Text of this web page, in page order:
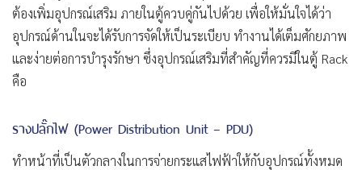
ต้องเพิ่มอุปกรณ์เสริม ภายในตู้ควบคู่กันไปด้วย เพื่อให้มั่นใจได้ว่า
อุปกรณ์ด้านในจะได้รับการจัดให้เป็นระเบียบ ทำงานได้เต็มศักยภาพ
และง่ายต่อการบำรุงรักษา ซึ่งอุปกรณ์เสริมที่สำคัญที่ควรมีในตู้ Rack
คือ
รางปลั๊กไฟ (Power Distribution Unit – PDU)
ทำหน้าที่เป็นตัวกลางในการจ่ายกระแสไฟฟ้าให้กับอุปกรณ์ทั้งหมด